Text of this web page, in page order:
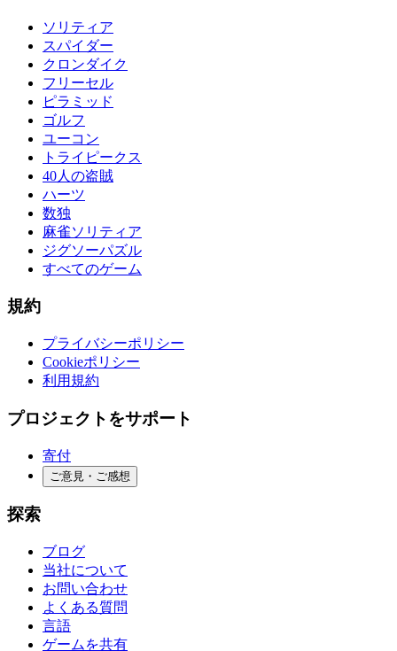
ソリティア
スパイダー
クロンダイク
フリーセル
ピラミッド
ゴルフ
ユーコン
トライピークス
40人の盗賊
ハーツ
数独
麻雀ソリティア
ジグソーパズル
すべてのゲーム
規約
プライバシーポリシー
Cookieポリシー
利用規約
プロジェクトをサポート
寄付
ご意見・ご感想
探索
ブログ
当社について
お問い合わせ
よくある質問
言語
ゲームを共有